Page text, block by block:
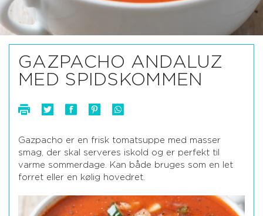
GAZPACHO ANDALUZ
MED SPIDSKOMMEN
Gazpacho er en frisk tomatsuppe med masser
smag, der skal serveres iskold og er perfekt til
varme sommerdage. Kan både bruges som en let
forret eller en kølig hovedret.